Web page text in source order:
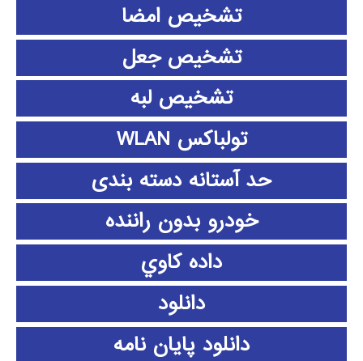
تشخیص امضا
تشخیص جعل
تشخیص لبه
تولباکس WLAN
حد آستانه دسته بندی
خودرو بدون راننده
داده كاوي
دانلود
دانلود پايان نامه